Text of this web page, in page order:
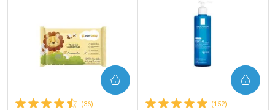
(36)
COMPRAR
(152)
COMPRAR